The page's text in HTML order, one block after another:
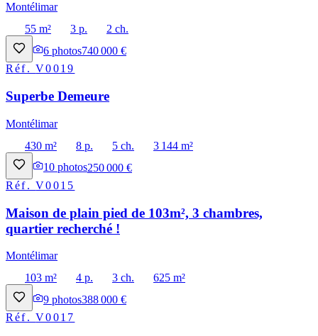
Montélimar
55 m²
3 p.
2 ch.
6 photos740 000 €
Réf.V0019
Superbe Demeure
Montélimar
430 m²
8 p. 5 ch.
3 144 m²
10 photos250 000 €
Réf.V0015
Maison de plain pied de 103m², 3 chambres,
quartier recherché !
Montélimar
103 m²
4 p. 3 ch.
625 m²
9 photos388 000 €
Réf.V0017